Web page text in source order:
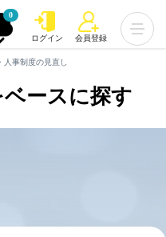
0
ログイン 会員登録
人事制度の見直し
ースに探す